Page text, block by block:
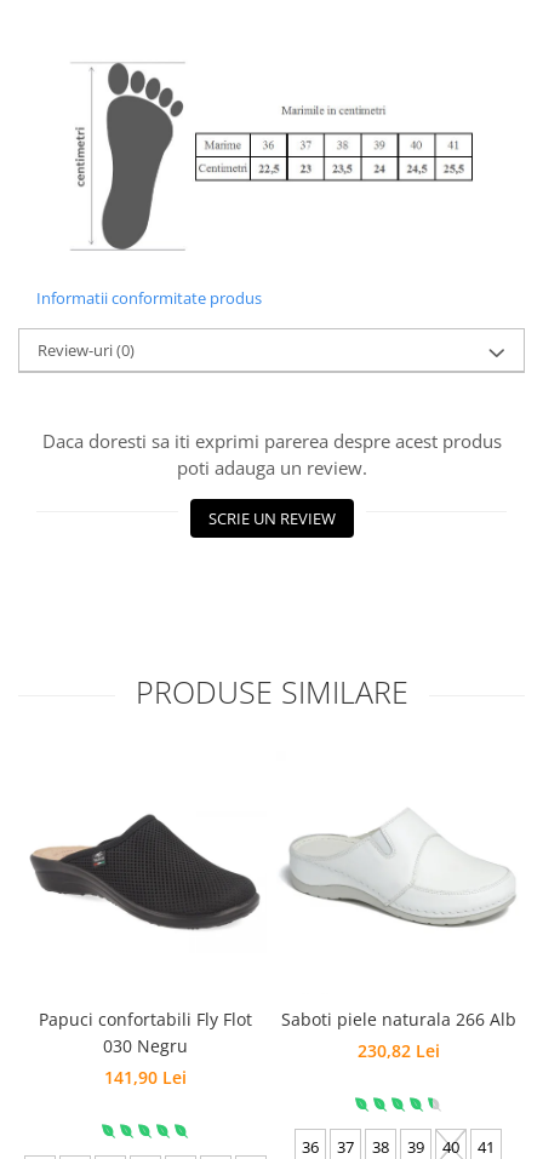
Informatii conformitate produs
Review-uri(0)
Daca doresti sa iti exprimi parerea despre acest produs
poti adauga un review.
SCRIE UN REVIEW
PRODUSE SIMILARE
Papuci confortabili Fly Flot
030 Negru
141,90 Lei
Saboti piele naturala 266 Alb
230,82 Lei
36 37 38 39 40
41